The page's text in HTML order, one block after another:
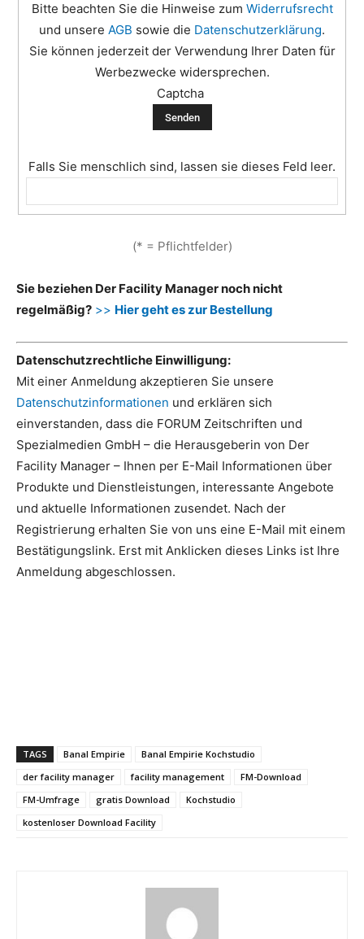
Bitte beachten Sie die Hinweise zum Widerrufsrecht
und unsere AGB sowie die Datenschutzerklärung.
Sie können jederzeit der Verwendung Ihrer Daten für
Werbezwecke widersprechen.
Captcha
Falls Sie menschlich sind, lassen sie dieses Feld leer.
(* = Pflichtfelder)
Sie beziehen Der Facility Manager noch nicht
regelmäßig? >> Hier geht es zur Bestellung
Datenschutzrechtliche Einwilligung:
Mit einer Anmeldung akzeptieren Sie unsere
Datenschutzinformationen und erklären sich
einverstanden, dass die FORUM Zeitschriften und
Spezialmedien GmbH – die Herausgeberin von Der
Facility Manager – Ihnen per E-Mail Informationen über
Produkte und Dienstleistungen, interessante Angebote
und aktuelle Informationen zusendet. Nach der
Registrierung erhalten Sie von uns eine E-Mail mit einem
Bestätigungslink. Erst mit Anklicken dieses Links ist Ihre
Anmeldung abgeschlossen.
TAGS Banal Empirie
Banal Empirie Kochstudio
der facility manager
facility management
FM-Download
FM-Umfrage
gratis Download
Kochstudio
kostenloser Download Facility